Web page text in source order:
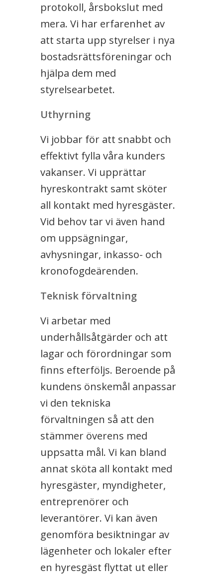
protokoll, årsbokslut med
mera. Vi har erfarenhet av
att starta upp styrelser i nya
bostadsrättsföreningar och
hjälpa dem med
styrelsearbetet.
Uthyrning
Vi jobbar för att snabbt och
effektivt fylla våra kunders
vakanser. Vi upprättar
hyreskontrakt samt sköter
all kontakt med hyresgäster.
Vid behov tar vi även hand
om uppsägningar,
avhysningar, inkasso- och
kronofogdeärenden.
Teknisk förvaltning
Vi arbetar med
underhållsåtgärder och att
lagar och förordningar som
finns efterföljs. Beroende på
kundens önskemål anpassar
vi den tekniska
förvaltningen så att den
stämmer överens med
uppsatta mål. Vi kan bland
annat sköta all kontakt med
hyresgäster, myndigheter,
entreprenörer och
leverantörer. Vi kan även
genomföra besiktningar av
lägenheter och lokaler efter
en hyresgäst flyttat ut eller